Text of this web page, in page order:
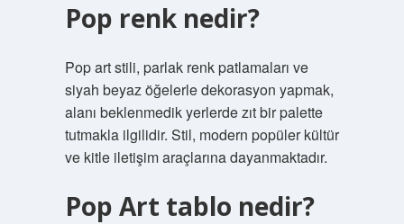
Pop renk nedir?
Pop art stili, parlak renk patlamaları ve
siyah beyaz öğelerle dekorasyon yapmak,
alanı beklenmedik yerlerde zıt bir palette
tutmakla ilgilidir. Stil, modern popüler kültür
ve kitle iletişim araçlarına dayanmaktadır.
Pop Art tablo nedir?